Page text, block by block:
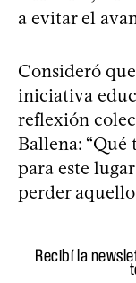
a evitar el
Consideró
iniciativa
reflexión
Ballena:
para este
perder
Recibí la